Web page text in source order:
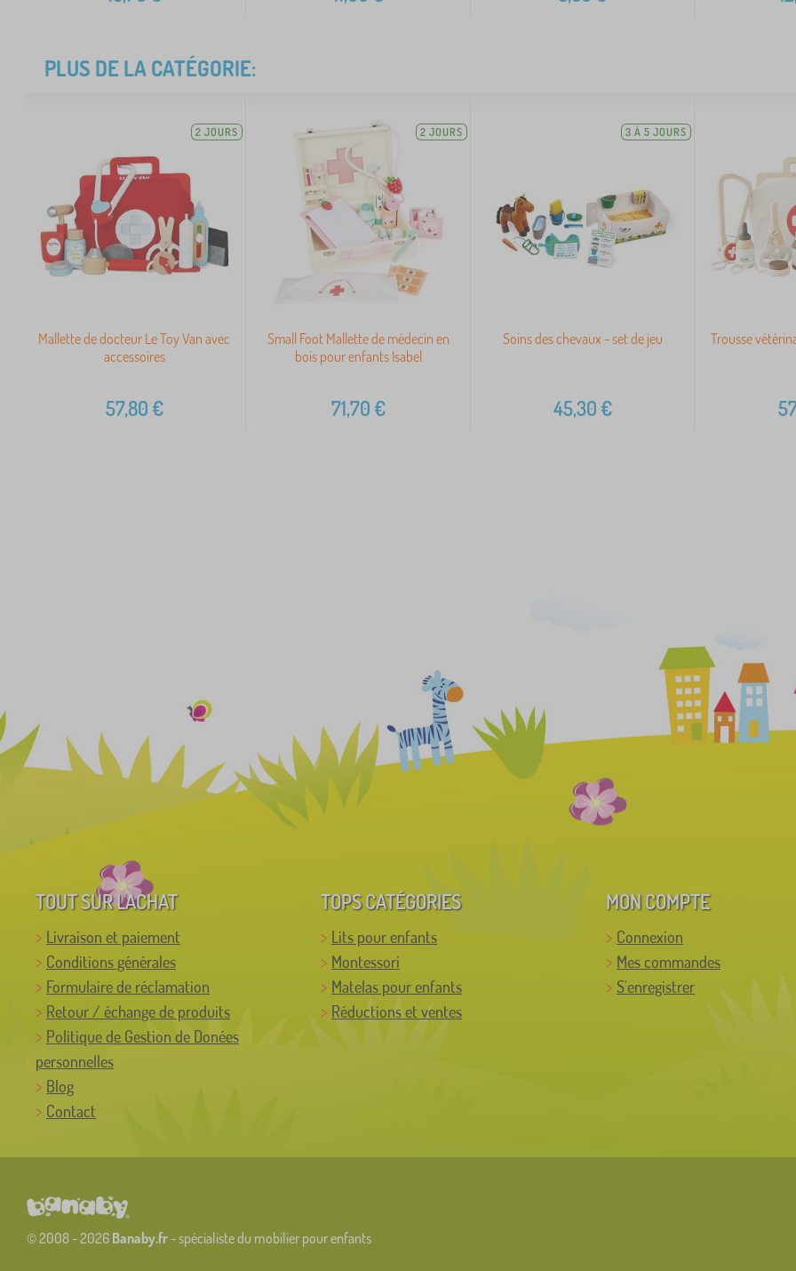
PLUS DE LA CATÉGORIE:
2 JOURS
Mallette de docteur Le Toy Van avec
accessoires
57,80€
2 JOURS
Small Foot Mallette de médecin en
bois pour enfants Isabel
71,70€
3 À 5 JOURS
Soins des chevaux - set de jeu
45,30€
Trousse
TOUT SUR L'ACHAT
Livraison et paiement
Conditions générales
Formulaire de réclamation
Retour / échange de produits
Politique de Gestion de Donées
personnelles
Blog
Contact
TOPS CATÉGORIES
Lits pour enfants
Montessori
Matelas pour enfants
Réductions et ventes
MON COMPTE
Connexion
Mes commandes
S'enregistrer
© 2008 - 2026 Banaby.fr- spécialiste du mobilier pour enfants